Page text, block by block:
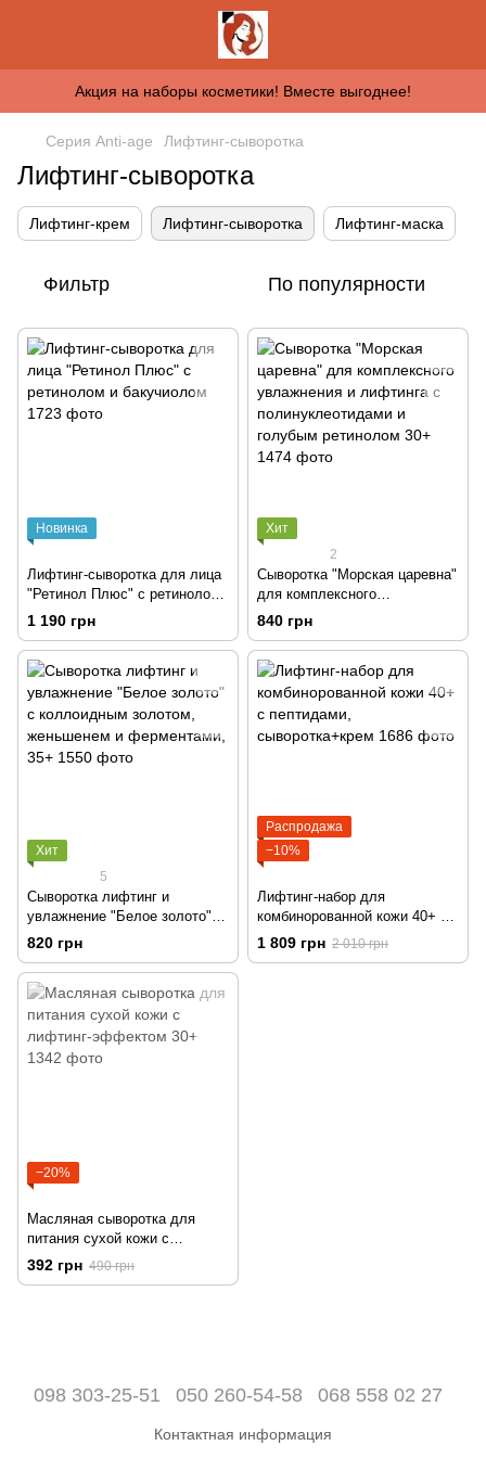
Акция на наборы косметики! Вместе выгоднее!
Серия Anti-age Лифтинг-сыворотка
Лифтинг-сыворотка
Лифтинг-крем Лифтинг-сыворотка Лифтинг-маска
Фильтр По популярности
Новинка
Лифтинг-сыворотка для лица
"Ретинол Плюс" с ретинолом
и бакучиолом
1 190 грн
Хит
2
Сыворотка "Морская царевна"
для комплексного
увлажнения и лифтинга с
полинуклеотидами и голубым
ретинолом 30+
840 грн
Хит
5
Сыворотка лифтинг и
увлажнение "Белое золото" с
коллоидным золотом,
женьшенем и ферментами,
35+
820 грн
Распродажа
−10%
Лифтинг-набор для
комбинорованной кожи 40+ с
пептидами, сыворотка+крем
1 809 грн 2 010 грн
−20%
Масляная сыворотка для
питания сухой кожи с
лифтинг-эффектом 30+
392 грн 490 грн
098 303-25-51 050 260-54-58 068 558 02 27
Контактная информация